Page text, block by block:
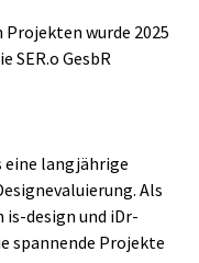
wurde 2025
SER.o GesbR
eine langjährige
Als
is-design und iDr-
spannende Projekte